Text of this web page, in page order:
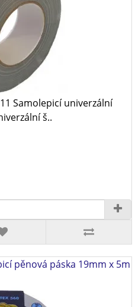
Samolepicí univerzální
š..
pěnová páska 19mm x 5m